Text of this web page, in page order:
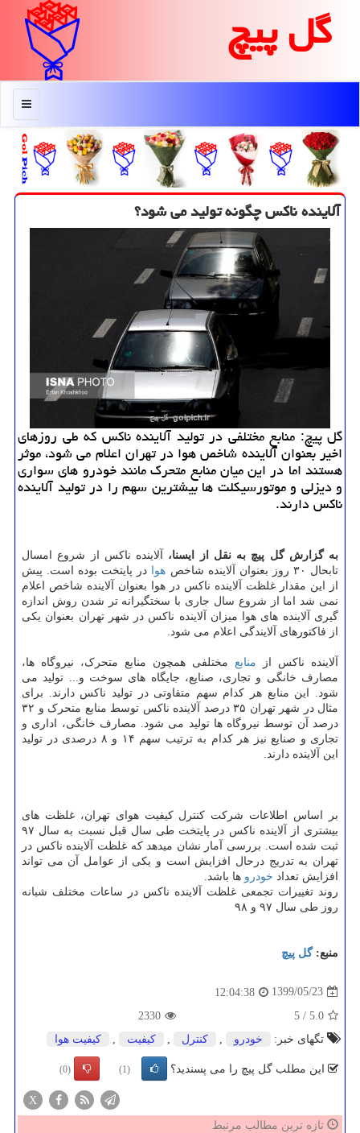
گل پیچ
منو
آلاینده ناكس چگونه تولید می شود؟
گل پیچ: منابع مختلفی در تولید آلاینده ناكس كه طی روزهای
اخیر بعنوان آلاینده شاخص هوا در تهران اعلام می شود، موثر
هستند اما در این میان منابع متحرك مانند خودرو های سواری
و دیزلی و موتورسیكلت ها بیشترین سهم را در تولید آلاینده
ناكس دارند.
به گزارش گل پیچ به نقل از ایسنا،
آلاینده ناکس از شروع امسال
تابحال ۳۰ روز بعنوان آلاینده شاخص
هوا
در پایتخت بوده است. پیش
از این مقدار غلظت آلاینده ناکس در هوا بعنوان آلاینده شاخص اعلام
نمی شد اما از شروع سال جاری با سختگیرانه تر شدن روش اندازه
گیری آلاینده های هوا میزان آلاینده ناکس در شهر تهران بعنوان یکی
از فاکتورهای آلایندگی اعلام می شود.
آلاینده ناکس از منابع مختلفی همچون منابع متحرک، نیروگاه ها،
مصارف خانگی و تجاری، صنایع، جایگاه های سوخت و... تولید می
شود. این منابع هر کدام سهم متفاوتی در تولید ناکس دارند. برای
مثال در شهر تهران ۳۵ درصد آلاینده ناکس توسط منابع متحرک و ۳۲
درصد آن توسط نیروگاه ها تولید می شود. مصارف خانگی، اداری و
تجاری و صنایع نیز هر کدام به ترتیب سهم ۱۴ و ۸ درصدی در تولید
این آلاینده دارند.
بر اساس اطلاعات شرکت کنترل کیفیت هوای تهران، غلظت های
بیشتری از آلاینده ناکس در پایتخت طی سال قبل نسبت به سال ۹۷
ثبت شده است. بررسی آمار نشان میدهد که غلظت آلاینده ناکس در
تهران به تدریج درحال افزایش است و یکی از عوامل آن می تواند
افزایش تعداد خودرو ها باشد.
روند تغییرات تجمعی غلظت آلاینده ناکس در ساعات مختلف شبانه
روز طی سال ۹۷ و ۹۸
منبع:گل پیچ
1399/05/23
12:04:38
5.0
/
5
2330
تگهای خبر:
خودرو , كنترل , كیفیت , كیفیت هوا
این مطلب گل پیچ را می پسندید؟ (1)
(0)
X
تازه ترین مطالب مرتبط